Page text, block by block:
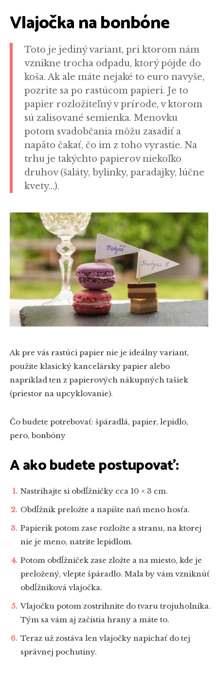
Vlajočka na bonbóne
Toto je jediný variant, pri ktorom nám
vznikne trocha odpadu, ktorý pôjde do
koša. Ak ale máte nejaké to euro navyše,
pozrite sa po rastúcom papieri. Je to
papier rozložiteľný v prírode, v ktorom
sú zalisované semienka. Menovku
potom svadobčania môžu zasadiť a
napäto čakať, čo im z toho vyrastie. Na
trhu je takýchto papierov niekoľko
druhov (šaláty, bylinky, paradajky, lúčne
kvety…).
Ak pre vás rastúci papier nie je ideálny variant,
použite klasický kancelársky papier alebo
napríklad ten z papierových nákupných tašiek
(priestor na upcyklovanie).
Čo budete potrebovať: špáradlá, papier, lepidlo,
pero, bonbóny
A ako budete postupovať:
Nastrihajte si obdĺžničky cca 10 × 3 cm.
Obdĺžnik preložte a napíšte naň meno hosťa.
Papierik potom zase rozložte a stranu, na ktorej
nie je meno, natrite lepidlom.
Potom obdĺžniček zase zložte a na miesto, kde je
preložený, vlepte špáradlo. Mala by vám vzniknúť
obdĺžniková vlajočka.
Vlajočku potom zostrihnite do tvaru trojuholníka.
Tým sa vám aj začistia hrany a máte to.
Teraz už zostáva len vlajočky napichať do tej
správnej pochutiny.